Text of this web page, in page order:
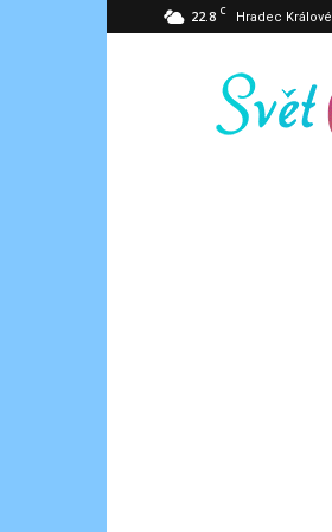
22.8 C Hradec Králové
Svět
na
netu